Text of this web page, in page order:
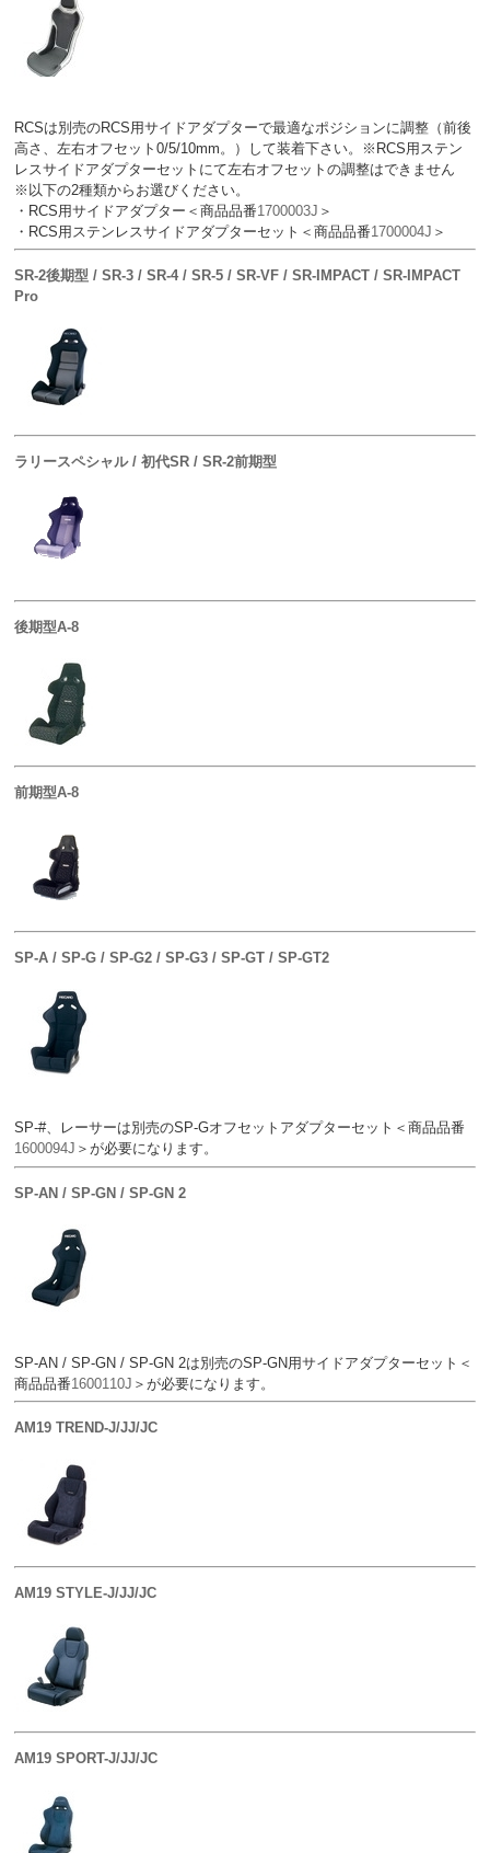
RCSは別売のRCS用サイドアダプターで最適なポジションに調整（前後
高さ、左右オフセット0/5/10mm。）して装着下さい。※RCS用ステン
レスサイドアダプターセットにて左右オフセットの調整はできません
※以下の2種類からお選びください。
・RCS用サイドアダプター＜商品品番1700003J ＞
・RCS用ステンレスサイドアダプターセット＜商品品番1700004J ＞
SR-2後期型 / SR-3 / SR-4 / SR-5 / SR-VF / SR-IMPACT / SR-IMPACT
Pro
ラリースペシャル / 初代SR / SR-2前期型
後期型A-8
前期型A-8
SP-A / SP-G / SP-G2 / SP-G3 / SP-GT / SP-GT2
SP-#、レーサーは別売のSP-Gオフセットアダプターセット＜商品品番
1600094J ＞が必要になります。
SP-AN / SP-GN / SP-GN 2
SP-AN / SP-GN / SP-GN 2は別売のSP-GN用サイドアダプターセット＜
商品品番1600110J ＞が必要になります。
AM19 TREND-J/JJ/JC
AM19 STYLE-J/JJ/JC
AM19 SPORT-J/JJ/JC